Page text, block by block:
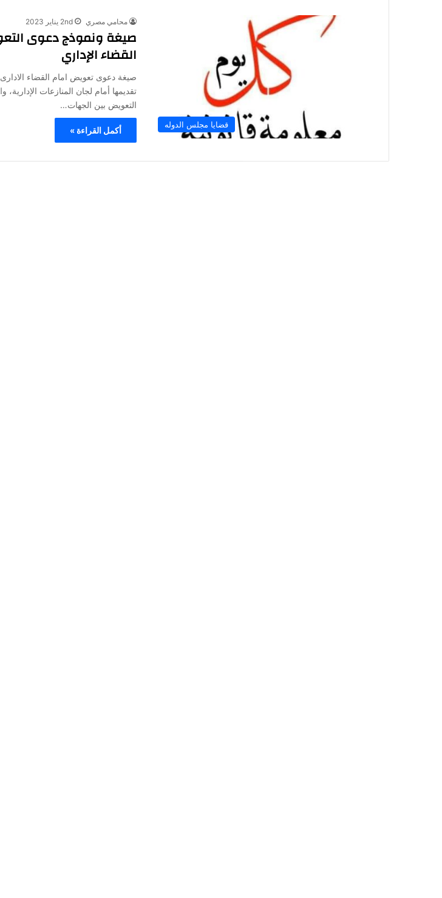
قضايا مجلس الدوله
محامي مصري 2nd يناير 2023
صيغة ونموذج دعوى
القضاء الإداري
صيغة دعوى تعويض امام القضاء
تقديمها أمام لجان المنازعات
التعويض بين الجهات…
أكمل القراءة »